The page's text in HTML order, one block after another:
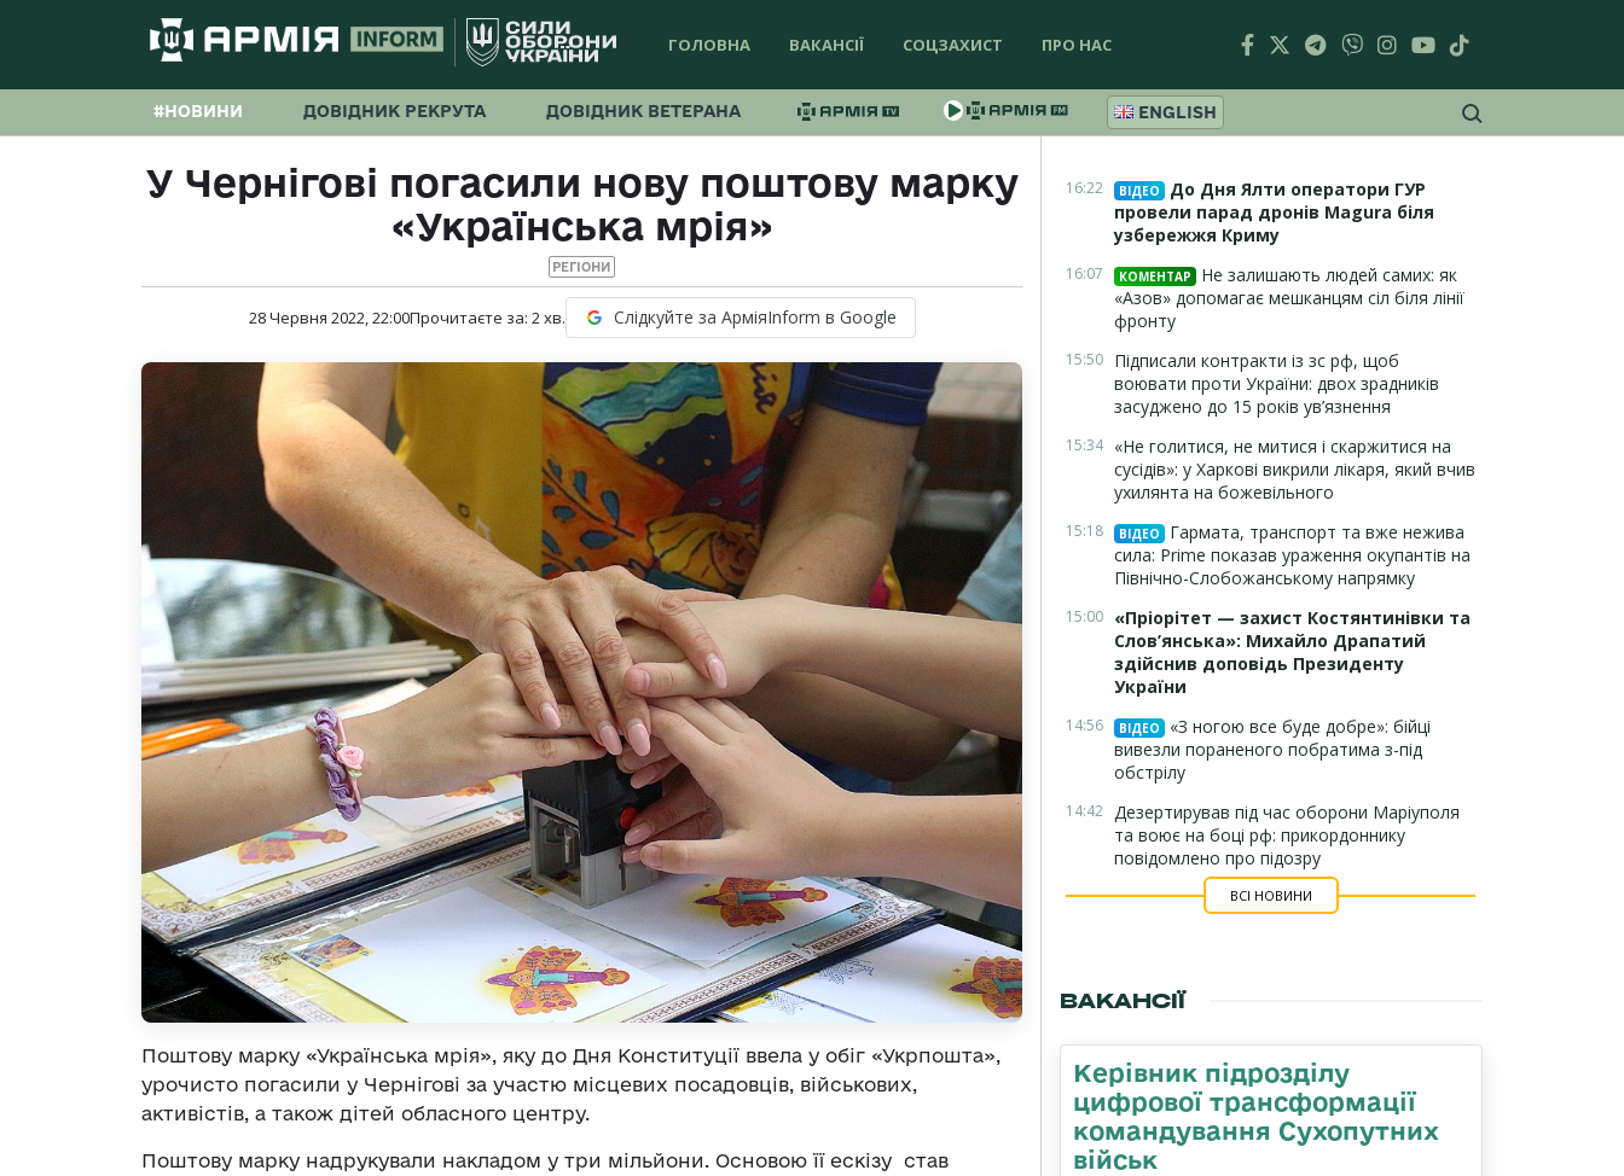
ГОЛОВНА ВАКАНСІЇ СОЦЗАХИСТ ПРО НАС
#НОВИНИ ДОВІДНИК РЕКРУТА ДОВІДНИК ВЕТЕРАНА ENGLISH
У Чернігові погасили нову поштову марку
«Українська мрія»
РЕГІОНИ
28 Червня 2022, 22:00Прочитаєте за: 2хв. Слідкуйте за АрміяInform в Google
Поштову марку «Українська мрія», яку до Дня Конституції ввела у обіг «Укрпошта»,
урочисто погасили у Чернігові за участю місцевих посадовців, військових,
активістів, а також дітей обласного центру.
Поштову марку надрукували накладом у три мільйони. Основою її ескізу став
16:22 ВІДЕО
До Дня Ялти оператори ГУР
провели парад дронів Magura біля
узбережжя Криму
16:07 КОМЕНТАР
Не залишають людей самих: як
«Азов» допомагає мешканцям сіл біля лінії
фронту
15:50 Підписали контракти із зс рф, щоб
воювати проти України: двох зрадників
засуджено до 15 років ув’язнення
15:34 «Не голитися, не митися і скаржитися на
сусідів»: у Харкові викрили лікаря, який вчив
ухилянта на божевільного
15:18 ВІДЕО
Гармата, транспорт та вже нежива
сила: Prime показав ураження окупантів на
Північно-Слобожанському напрямку
15:00 «Пріорітет — захист Костянтинівки та
Слов’янська»: Михайло Драпатий
здійснив доповідь Президенту
України
14:56 ВІДЕО
«З ногою все буде добре»: бійці
вивезли пораненого побратима з-під
обстрілу
14:42 Дезертирував під час оборони Маріуполя
та воює на боці рф: прикордоннику
повідомлено про підозру
ВСІ НОВИНИ
ВАКАНСІЇ
Керівник підрозділу
цифрової трансформації
командування Сухопутних
військ